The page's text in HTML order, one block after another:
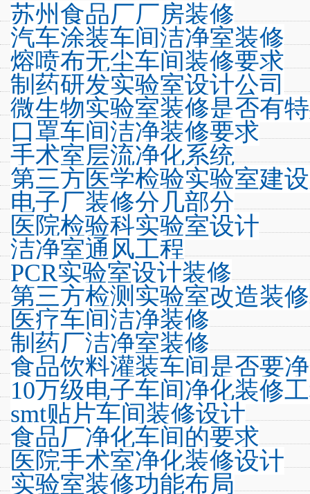
苏州食品厂厂房装修
汽车涂装车间洁净室装修
熔喷布无尘车间装修要求
制药研发实验室设计公司
微生物实验室装修是否有
口罩车间洁净装修要求
手术室层流净化系统
第三方医学检验实验室建
电子厂装修分几部分
医院检验科实验室设计
洁净室通风工程
PCR实验室设计装修
第三方检测实验室改造装修
医疗车间洁净装修
制药厂洁净室装修
食品饮料灌装车间是否要
10万级电子车间净化装修
smt贴片车间装修设计
食品厂净化车间的要求
医院手术室净化装修设计
实验室装修功能布局